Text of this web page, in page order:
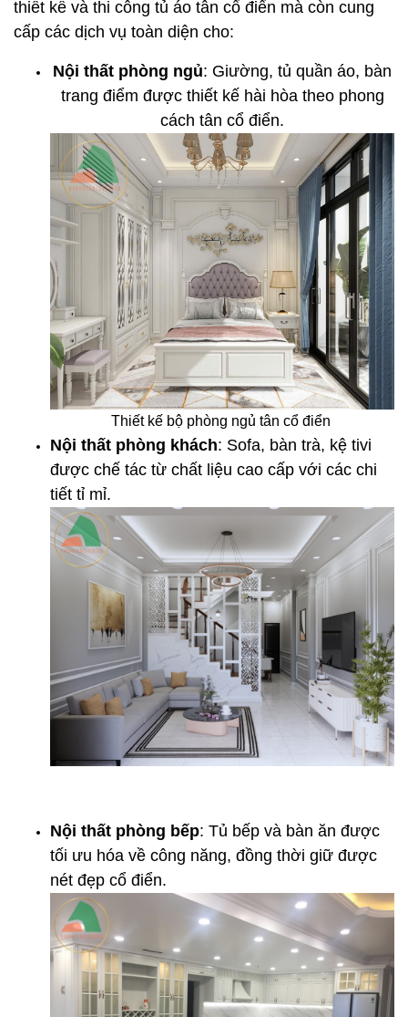
thiết kế và thi công tủ áo tân cổ điển mà còn cung
cấp các dịch vụ toàn diện cho:
Nội thất phòng ngủ: Giường, tủ quần áo, bàn
trang điểm được thiết kế hài hòa theo phong
cách tân cổ điển.
Thiết kế bộ phòng ngủ tân cổ điển
Nội thất phòng khách: Sofa, bàn trà, kệ tivi
được chế tác từ chất liệu cao cấp với các chi
tiết tỉ mỉ.
Nội thất phòng bếp: Tủ bếp và bàn ăn được
tối ưu hóa về công năng, đồng thời giữ được
nét đẹp cổ điển.